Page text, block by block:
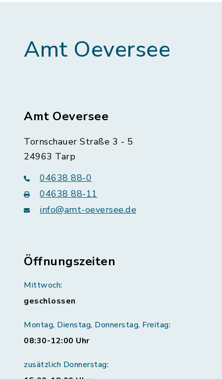
Amt Oeversee
Amt Oeversee
Tornschauer Straße 3 - 5
24963 Tarp
04638 88-0
04638 88-11
info@amt-oeversee.de
Öffnungszeiten
Mittwoch:
geschlossen
Montag, Dienstag, Donnerstag, Freitag:
08:30-12:00 Uhr
zusätzlich Donnerstag: